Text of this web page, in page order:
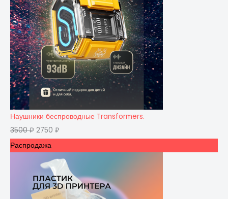
Наушники беспроводные Transformers.
3500₽ 2750 ₽
Распродажа